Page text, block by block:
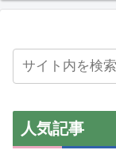
人気記事